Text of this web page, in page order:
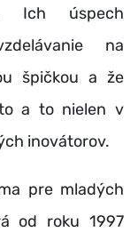
Ich úspech
na
špičkou a že
a to nielen v
inovátorov.
pre mladých
od roku 1997